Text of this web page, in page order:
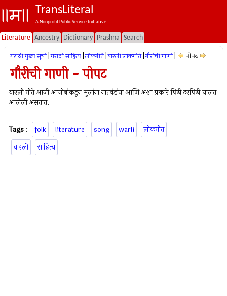
TransLiteral
A Nonprofit Public Service Initiative.
Literature Ancestry Dictionary Prashna Search
मराठी मुख्य सूची मराठी साहित्य लोकगीते वारली लोकगीते गौरीची गाणी पोपट
गौरीची गाणी - पोपट
वारली गीते आजी आजोबांकडून मुलांना नातवंडांना आणि अशा प्रकारे पिढी दरपिढी चालत
आलेली असतात.
Tags : folk literature song warli
लोकगीत
वारली
साहित्य